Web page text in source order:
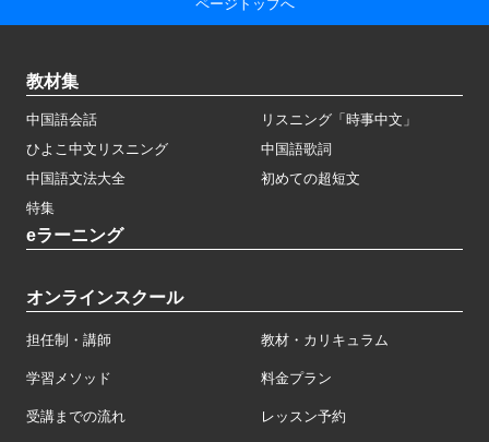
ページトップへ
教材集
中国語会話
リスニング「時事中文」
ひよこ中文リスニング
中国語歌詞
中国語文法大全
初めての超短文
特集
eラーニング
オンラインスクール
担任制・講師 教材・カリキュラム
学習メソッド 料金プラン
受講までの流れ レッスン予約